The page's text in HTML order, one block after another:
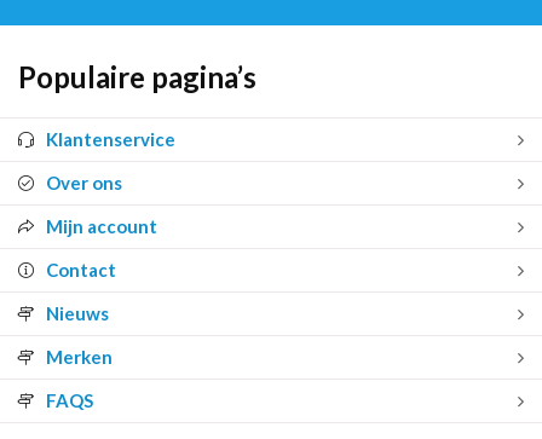
Populaire pagina’s
Klantenservice
Over ons
Mijn account
Contact
Nieuws
Merken
FAQS